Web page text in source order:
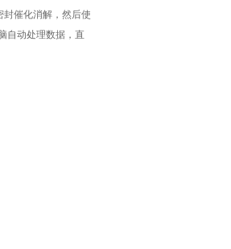
封催化消解，然后使
自动处理数据，直